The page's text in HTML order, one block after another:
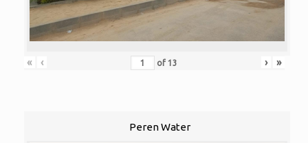
« ‹ of 13 › »
Peren Water